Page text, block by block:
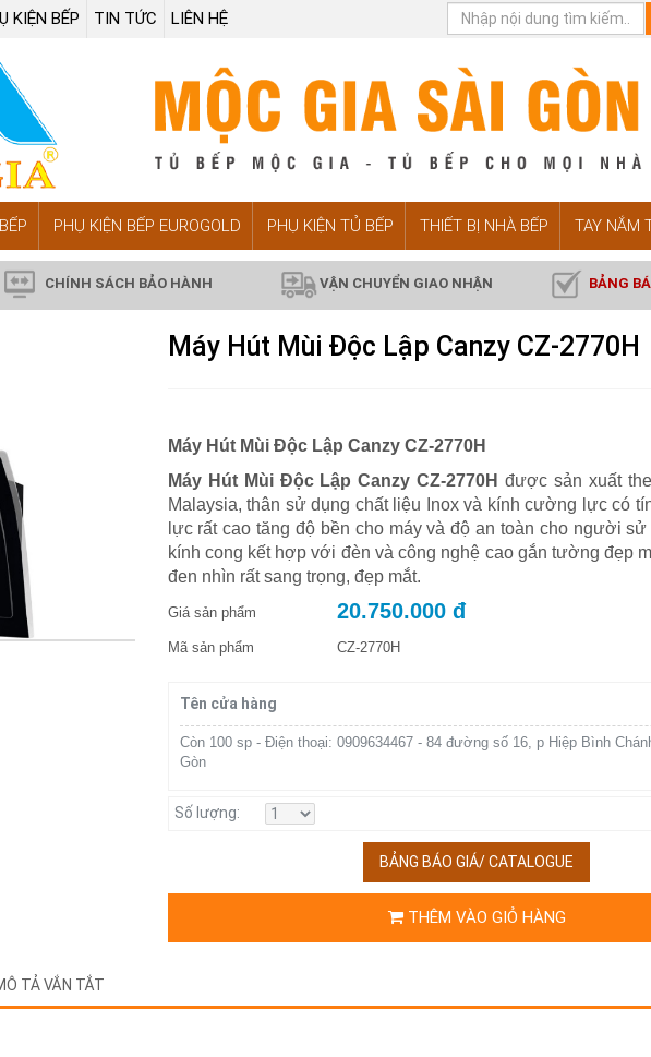
KIỆN BẾP TIN TỨC LIÊN HỆ
PHỤ KIỆN BẾP EUROGOLD PHỤ KIỆN TỦ BẾP THIẾT BỊ NHÀ BẾP TAY NẮM
CHÍNH SÁCH BẢO HÀNH VẬN CHUYỂN GIAO NHẬN BẢNG
Máy Hút Mùi Độc Lập Canzy CZ-2770H
Máy Hút Mùi Độc Lập Canzy CZ-2770H
Máy Hút Mùi Độc Lập Canzy CZ-2770H được sản xuất
Malaysia, thân sử dụng chất liệu Inox và kính cường lực có
lực rất cao tăng độ bền cho máy và độ an toàn cho người
kính cong kết hợp với đèn và công nghệ cao gắn tường đẹp
đen nhìn rất sang trọng, đẹp mắt.
Giá sản phẩm 20.750.000 đ
Mã sản phẩm CZ-2770H
Tên cửa hàng
Còn 100 sp - Điện thoại: 0909634467 - 84 đường số 16, p Hiệp Bình
Gòn
Số lượng:
BẢNG BÁO GIÁ/ CATALOGUE
THÊM VÀO GIỎ HÀNG
TẢ VẮN TẮT